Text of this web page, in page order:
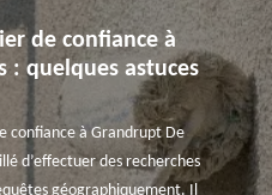
de confiance à
: quelques astuces
confiance à Grandrupt De
d’effectuer des recherches
géographiquement. Il